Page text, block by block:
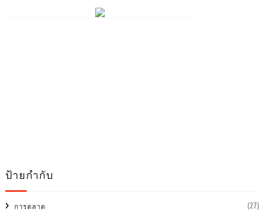
ป้ายกำกับ
การตลาด (27)